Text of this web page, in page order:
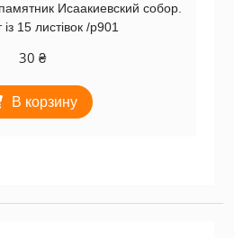
Исаакиевский собор.
15 листівок /р901
30 ₴
В корзину